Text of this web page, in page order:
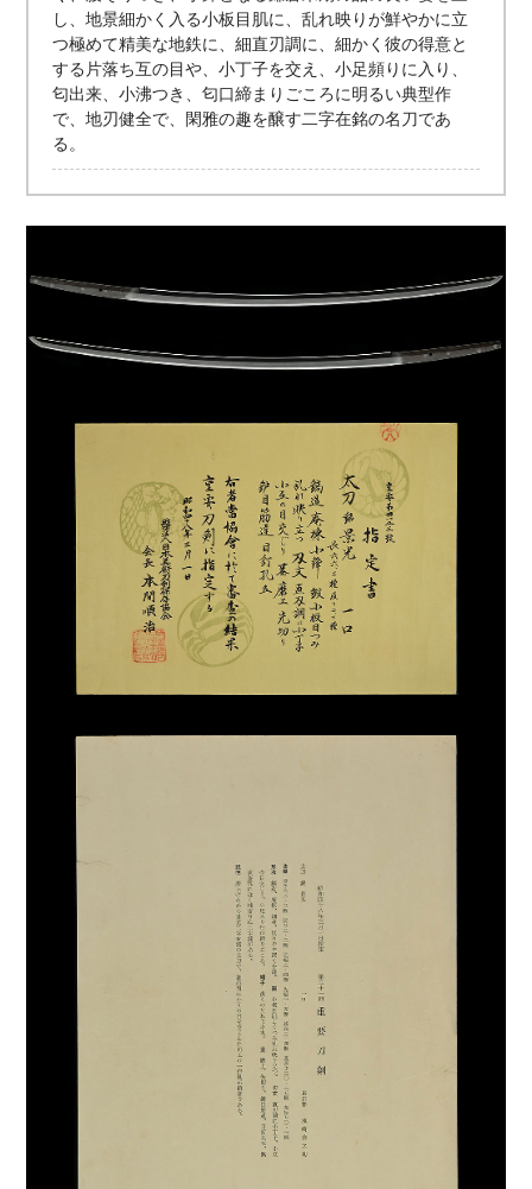
し、地景細かく入る小板目肌に、乱れ映りが鮮やかに立
つ極めて精美な地鉄に、細直刃調に、細かく彼の得意と
する片落ち互の目や、小丁子を交え、小足頻りに入り、
匂出来、小沸つき、匂口締まりごころに明るい典型作
で、地刃健全で、閑雅の趣を醸す二字在銘の名刀であ
る。